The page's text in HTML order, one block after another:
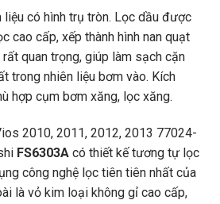
liệu có hình trụ tròn. Lọc dầu được
cao cấp, xếp thành hình nan quạt
quan trọng, giúp làm sạch cặn
trong nhiên liệu bơm vào. Kích
hợp cụm bơm xăng, lọc xăng.
2010, 2011, 2012, 2013 77024-
FS6303A có thiết kế tương tự lọc
công nghệ lọc tiên tiên nhất của
là vỏ kim loại không gỉ cao cấp,